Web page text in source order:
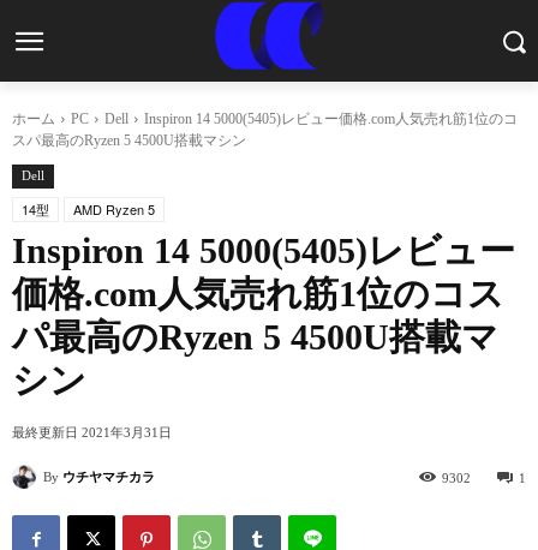
ホーム PC Dell
Inspiron 14 5000(5405)レビュー価格.com人気売れ筋1位のコ
スパ最高のRyzen 5 4500U搭載マシン
Dell
14型 AMD Ryzen 5
Inspiron 14 5000(5405)レビュー
価格.com人気売れ筋1位のコス
パ最高のRyzen 5 4500U搭載マ
シン
最終更新日 2021年3月31日
By ウチヤマチカラ 1
9302